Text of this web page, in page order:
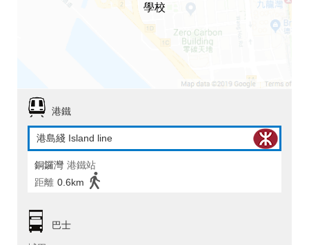
學校
港鐵
港島綫 Island line
銅鑼灣 港鐵站
距離 0.6km
巴士